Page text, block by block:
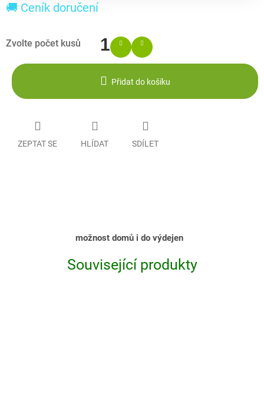
🚚 Ceník doručení
Přidat do košíku
ZEPTAT SE HLÍDAT SDÍLET
možnost domů i do výdejen
Související produkty